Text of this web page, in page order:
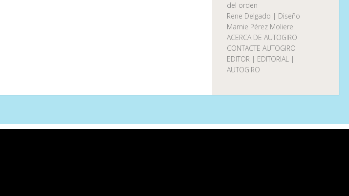
del orden
Rene Delgado | Diseño
Marnie Pérez Moliere
ACERCA DE AUTOGIRO
CONTACTE AUTOGIRO
EDITOR | EDITORIAL |
AUTOGIRO